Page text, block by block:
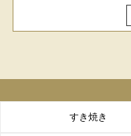
すき焼き